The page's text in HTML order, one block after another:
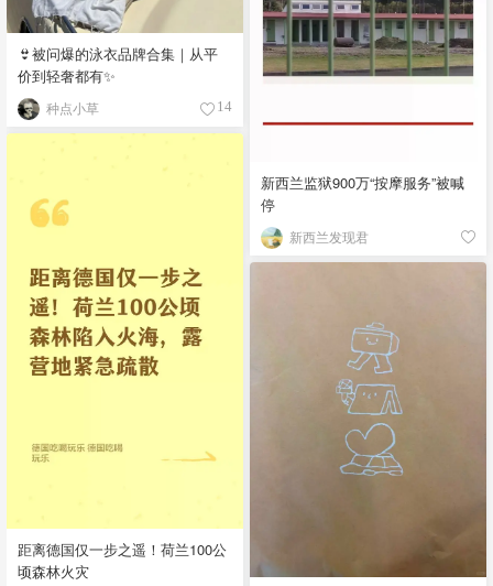
👙被问爆的泳衣品牌合集｜从平
价到轻奢都有✨
种点小草 14
新西兰监狱900万“按摩服务”被喊
停
新西兰发现君
距离德国仅一步之遥！荷兰100公
顷森林火灾